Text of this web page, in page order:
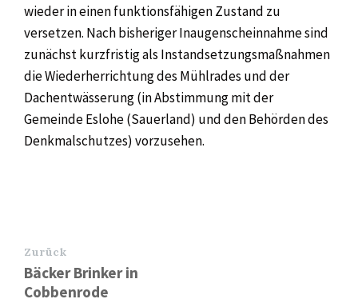
wieder in einen funktionsfähigen Zustand zu
versetzen. Nach bisheriger Inaugenscheinnahme sind
zunächst kurzfristig als Instandsetzungsmaßnahmen
die Wiederherrichtung des Mühlrades und der
Dachentwässerung (in Abstimmung mit der
Gemeinde Eslohe (Sauerland) und den Behörden des
Denkmalschutzes) vorzusehen.
Zurück
Bäcker Brinker in
Cobbenrode